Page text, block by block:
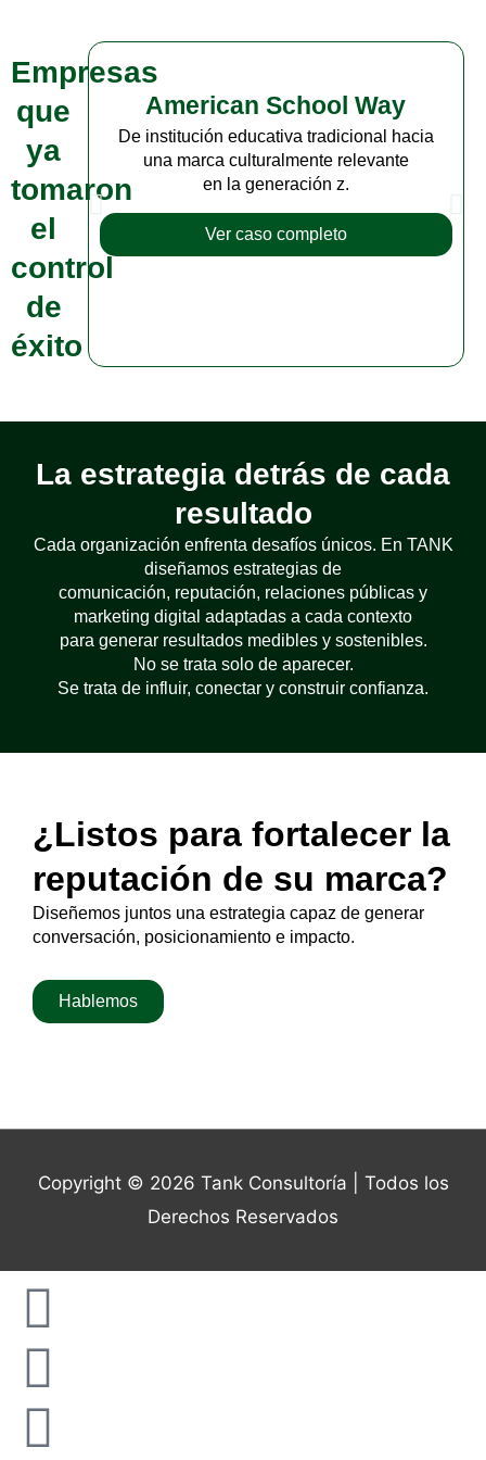
Empresas
que
ya
tomaron
el
control
de
éxito
American School Way
De institución educativa tradicional hacia
una marca culturalmente relevante
en la generación z.
Ver caso completo
La estrategia detrás de cada
resultado
Cada organización enfrenta desafíos únicos. En TANK
diseñamos estrategias de
comunicación, reputación, relaciones públicas y
marketing digital adaptadas a cada contexto
para generar resultados medibles y sostenibles.
No se trata solo de aparecer.
Se trata de influir, conectar y construir confianza.
¿Listos para fortalecer la
reputación de su marca?
Diseñemos juntos una estrategia capaz de generar
conversación, posicionamiento e impacto.
Hablemos
Copyright © 2026 Tank Consultoría | Todos los
Derechos Reservados
Linkedin
Facebook
Instagram
Youtube
Envelope